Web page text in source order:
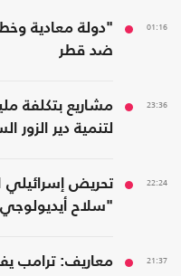
01:16
"دولة معادية
ضد قطر
23:36
مشاريع بتكلفة
لتنمية دير الزور
22:24
تحريض إسرائيلي
"سلاح
21:37
معاريف: ترامب